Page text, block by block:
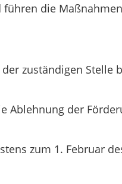
die
zuständigen
Ablehnung der
zum 1. Februar